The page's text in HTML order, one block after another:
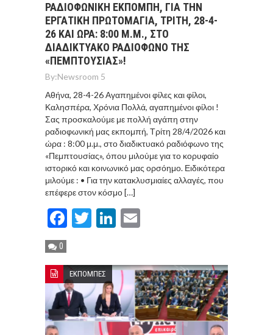
ΡΑΔΙΟΦΩΝΙΚΗ ΕΚΠΟΜΠΗ, ΓΙΑ ΤΗΝ
ΕΡΓΑΤΙΚΗ ΠΡΩΤΟΜΑΓΙΑ, ΤΡΙΤΗ, 28-4-
26 ΚΑΙ ΩΡΑ: 8:00 Μ.Μ., ΣΤΟ
ΔΙΑΔΙΚΤΥΑΚΟ ΡΑΔΙΟΦΩΝΟ ΤΗΣ
«ΠΕΜΠΤΟΥΣΙΑΣ»!
By:Newsroom 5
Αθήνα, 28-4-26 Αγαπημένοι φίλες και φίλοι,
Καλησπέρα, Χρόνια Πολλά, αγαπημένοι φίλοι !
Σας προσκαλούμε με πολλή αγάπη στην
ραδιοφωνική μας εκπομπή, Τρίτη 28/4/2026 και
ώρα : 8:00 μ.μ., στο διαδικτυακό ραδιόφωνο της
«Πεμπτουσίας», όπου μιλούμε για το κορυφαίο
ιστορικό και κοινωνικό μας ορσόημο. Ειδικότερα
μιλούμε : • Για την κατακλυσμιαίες αλλαγές, που
επέφερε στον κόσμο […]
Facebook
TwitterLinkedIn
0
ΕΚΠΟΜΠΕΣ